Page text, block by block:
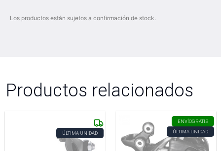
Los productos están sujetos a confirmación de stock.
Productos relacionados
ÚLTIMA UNIDAD
ENVÍOGRATIS
ÚLTIMA UNIDAD